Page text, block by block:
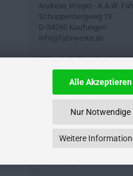
Alle Akzeptieren
Nur Notwendige
Weitere
Andreas Wiegel - K.A.W.
Schoppenbergweg 13
D-34260 Kaufungen
info@fahrwerke.de
Sicherheitshinweise:
Bitte beachten Sie, dass
eine Fachwerkstatt verbaut
ordnungsgemäße Funktion